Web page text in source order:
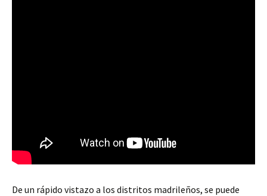
De un rápido vistazo a los distritos madrileños, se puede